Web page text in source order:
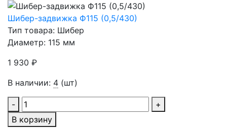
Шибер-задвижка Ф115 (0,5/430)
Тип товара: Шибер
Диаметр: 115 мм
1 930 ₽
В наличии: 4 (шт)
-
+
В корзину